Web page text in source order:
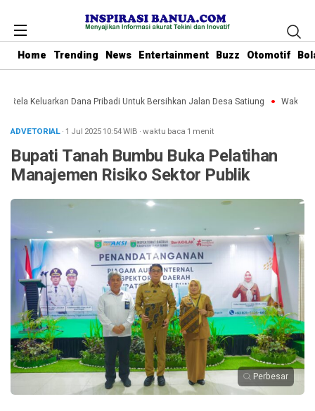
Home Trending News Entertainment Buzz Otomotif
Rela Keluarkan Dana Pribadi Untuk Bersihkan Jalan Desa Satiung Waket
ADVETORIAL· 1 Jul 202510:54WIB ·waktu baca 1 menit
Bupati Tanah Bumbu Buka Pelatihan
Manajemen Risiko Sektor Publik
Perbesar